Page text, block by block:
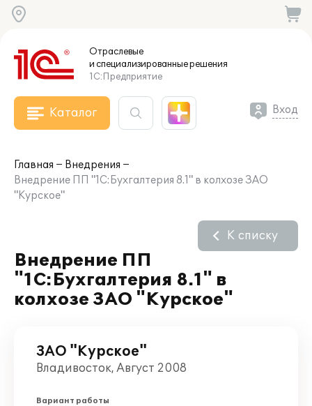
Отраслевые
и специализированныерешения
1С:Предприятие
Каталог Вход
Главная
Внедрения
Внедрение ПП "1С:Бухгалтерия 8.1" в колхозе ЗАО
"Курское"
Внедрение ПП
"1С:Бухгалтерия 8.1" в
колхозе ЗАО "Курское"
К списку
ЗАО "Курское"
Владивосток, Август 2008
Вариант работы